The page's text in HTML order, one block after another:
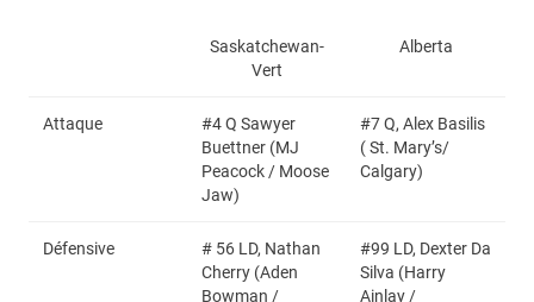
Saskatchewan-
Vert
Alberta
Attaque
#4 Q Sawyer
Buettner (MJ
Peacock / Moose
Jaw)
#7 Q, Alex Basilis
( St. Mary’s/
Calgary)
Défensive
# 56 LD, Nathan
Cherry (Aden
Bowman /
#99 LD, Dexter Da
Silva (Harry
Ainlay /